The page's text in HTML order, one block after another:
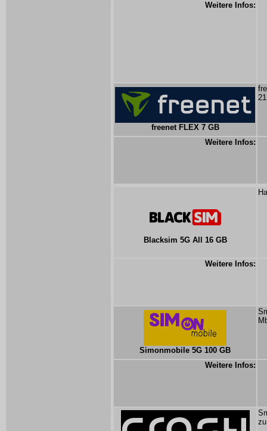
Weitere Infos:
freenet FLEX 7 GB
Weitere Infos:
Blacksim 5G All 16 GB
Weitere Infos:
Simonmobile 5G 100 GB
Weitere Infos: